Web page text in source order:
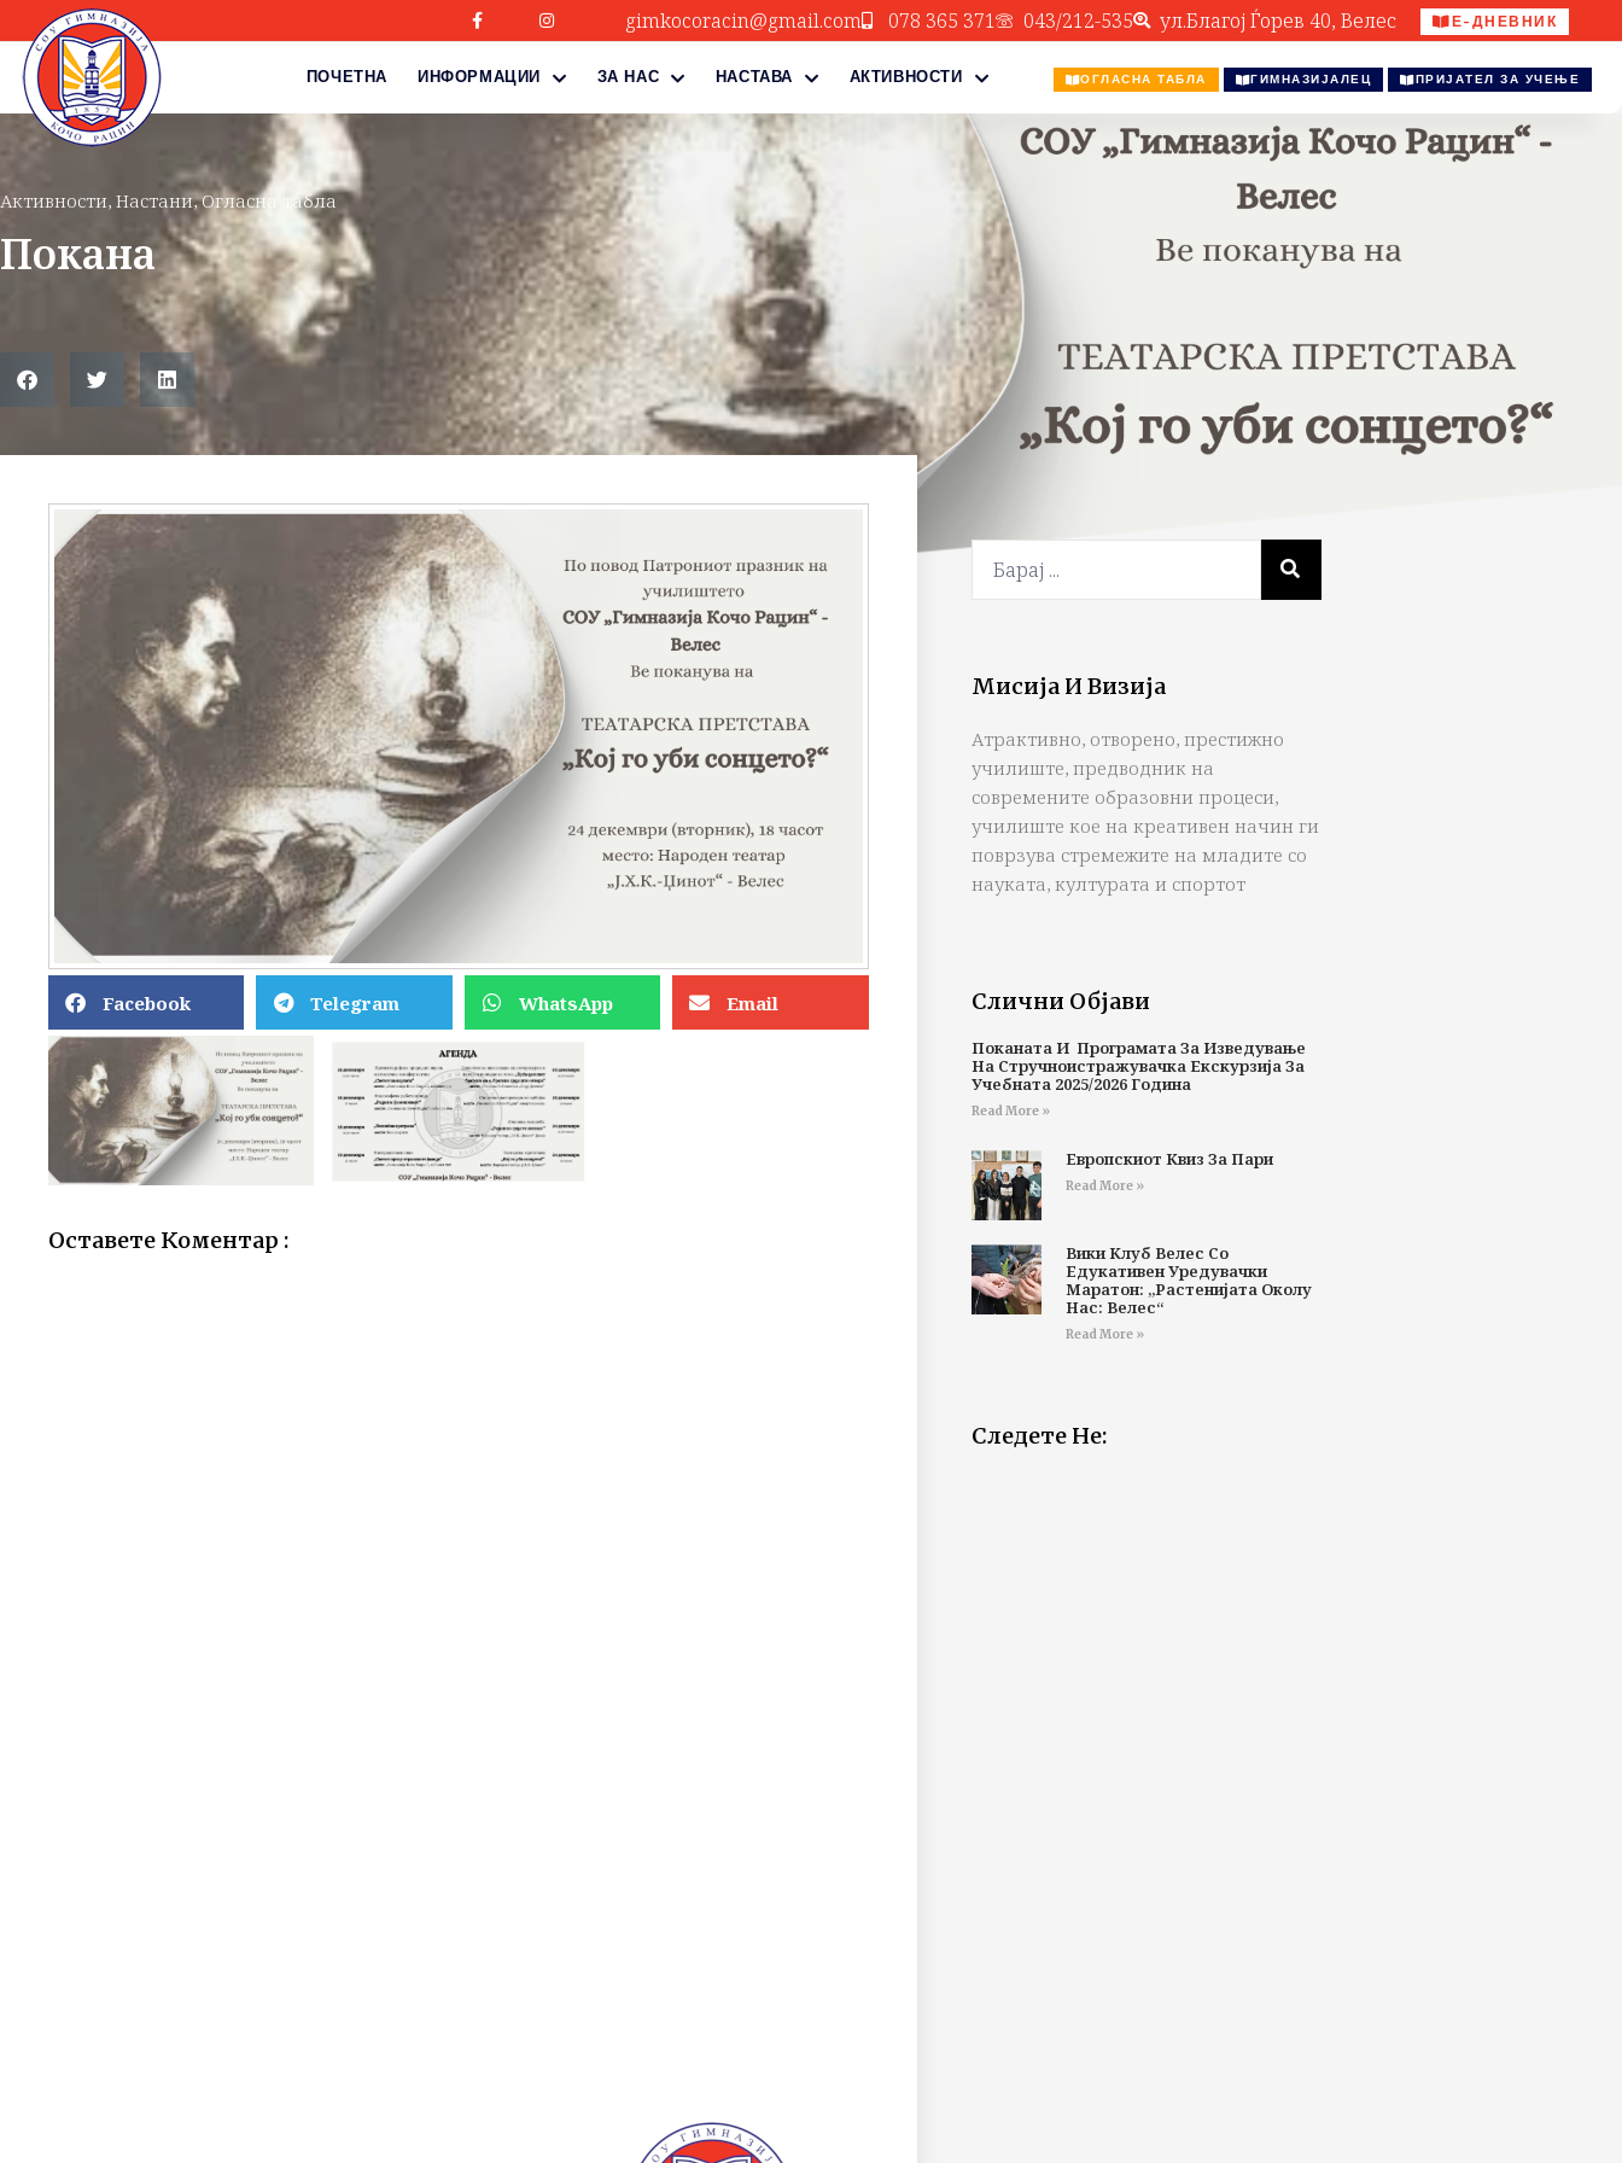
gimkocoracin@gmail.com 078 365 371 043/212-535 ул.Благој Ѓорев 40, Велес Е-ДНЕВНИК
ПОЧЕТНА ИНФОРМАЦИИ ЗА НАС НАСТАВА АКТИВНОСТИ ОГЛАСНА ТАБЛА ГИМНАЗИЈАЛЕЦ ПРИЈАТЕЛ ЗА УЧЕЊЕ
Активности, Настани,Огласна табла
Покана
Facebook Telegram WhatsApp Email
Оставете Коментар :
Мисија И Визија
Атрактивно, отворено, престижно
училиште, предводник на
современите образовни процеси,
училиште кое на креативен начин ги
поврзува стремежите на младите со
науката, културата и спортот
Слични Објави
Поканата И Програмата За Изведување
На Стручноистражувачка Екскурзија За
Учебната 2025/2026 Година
Read More »
Европскиот Квиз За Пари
Read More »
Вики Клуб Велес Со
Едукативен Уредувачки
Маратон: „Растенијата Околу
Нас: Велес“
Read More »
Следете Не: